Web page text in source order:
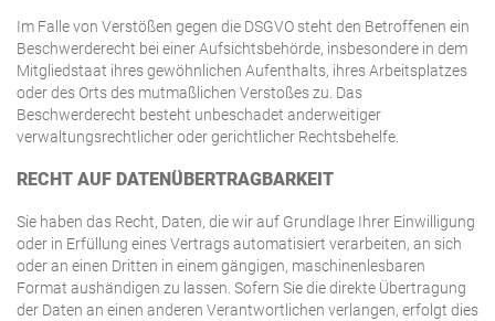
Im Falle von Verstößen gegen die DSGVO steht den Betroffenen ein
Beschwerderecht bei einer Aufsichtsbehörde, insbesondere in dem
Mitgliedstaat ihres gewöhnlichen Aufenthalts, ihres Arbeitsplatzes
oder des Orts des mutmaßlichen Verstoßes zu. Das
Beschwerderecht besteht unbeschadet anderweitiger
verwaltungsrechtlicher oder gerichtlicher Rechtsbehelfe.
RECHT AUF DATEN­ÜBERTRAG­BARKEIT
Sie haben das Recht, Daten, die wir auf Grundlage Ihrer Einwilligung
oder in Erfüllung eines Vertrags automatisiert verarbeiten, an sich
oder an einen Dritten in einem gängigen, maschinenlesbaren
Format aushändigen zu lassen. Sofern Sie die direkte Übertragung
der Daten an einen anderen Verantwortlichen verlangen, erfolgt dies